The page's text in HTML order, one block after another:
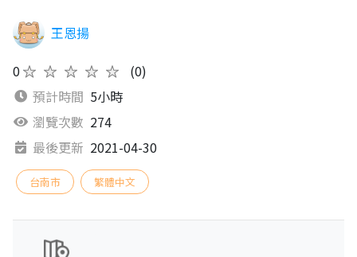
王恩揚
0★★★★★
(0)
預計時間 5小時
瀏覽次數 274
最後更新 2021-04-30
台南市 繁體中文